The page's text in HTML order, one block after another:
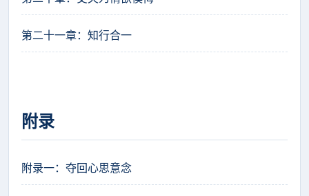
第二十一章：知行合一
附录
附录一：夺回心思意念